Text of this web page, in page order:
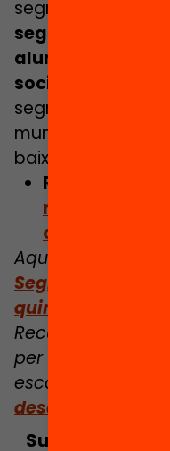
segregació. No
segregació no
alumnat amb
segregats en
municipis amb
baixa segregació
Relacionat:
mantenir
contra la
Aquest article
Segregació
quines
Recull articles,
per contribuir a
escolar a
descarrega la
Subscriu-te al